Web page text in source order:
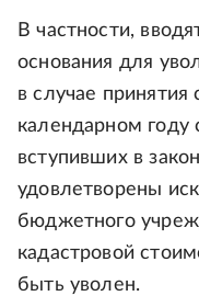
В частности,
основания для
в случае
календарном году
вступивших в
удовлетворены
бюджетного
кадастровой
быть уволен.